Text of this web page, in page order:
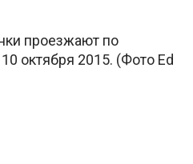
проезжают по
октября 2015. (Фото Ed